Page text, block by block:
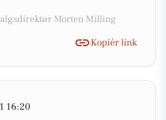
Morten Milling
Kopiér link
16:20